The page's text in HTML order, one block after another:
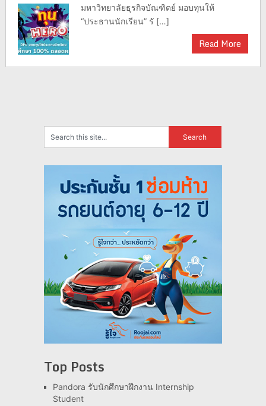
มหาวิทยาลัยธุรกิจบัณฑิตย์ มอบทุนให้
“ประธานนักเรียน” รั […]
Read More
Top Posts
Pandora รับนักศึกษาฝึกงาน Internship
Student